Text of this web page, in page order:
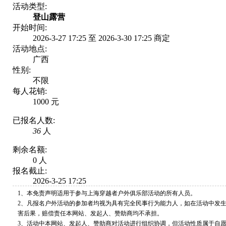
活动类型:
登山露营
开始时间:
2026-3-27 17:25 至 2026-3-30 17:25 商定
活动地点:
广西
性别:
不限
每人花销:
1000 元
已报名人数:
36 人
剩余名额:
0 人
报名截止:
2026-3-25 17:25
1、本免责声明适用于参与上海穿越者户外俱乐部活动的所有人员。
2、凡报名户外活动的参加者均视为具有完全民事行为能力人，如在活动中发
害后果，赔偿责任本网站、发起人、赞助商均不承担。
3、活动中本网站、发起人、赞助商对活动进行组织协调，但活动性质属于自愿